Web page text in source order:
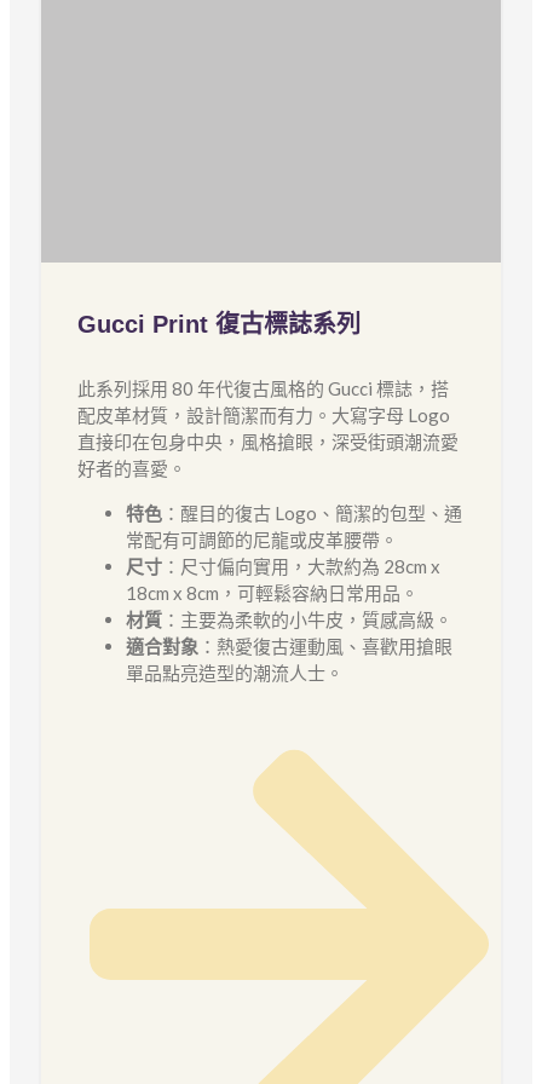
Gucci Print 復古標誌系列
此系列採用 80 年代復古風格的 Gucci 標誌，搭
配皮革材質，設計簡潔而有力。大寫字母 Logo
直接印在包身中央，風格搶眼，深受街頭潮流愛
好者的喜愛。
特色 ：醒目的復古 Logo、簡潔的包型、通
常配有可調節的尼龍或皮革腰帶。
尺寸 ：尺寸偏向實用，大款約為 28cm x
18cm x 8cm，可輕鬆容納日常用品。
材質 ：主要為柔軟的小牛皮，質感高級。
適合對象 ：熱愛復古運動風、喜歡用搶眼
單品點亮造型的潮流人士。